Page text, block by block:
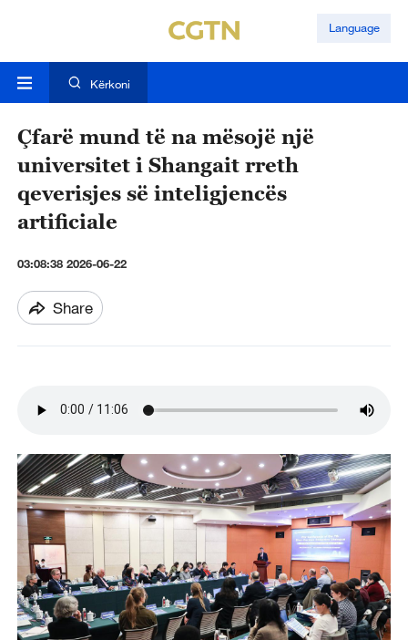
Language
Kërkoni
Çfarë mund të na mësojë një
universitet i Shangait rreth
qeverisjes së inteligjencës
artificiale
03:08:38 2026-06-22
Share